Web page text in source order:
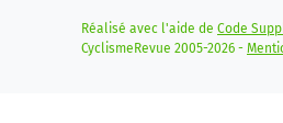
Réalisé avec l'aide de Code
CyclismeRevue 2005-2026 -